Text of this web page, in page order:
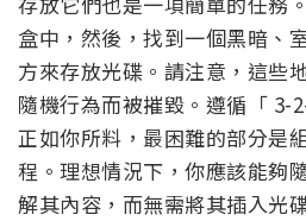
盒中，然後，找到一個黑暗、
方來存放光碟。請注意，這些
隨機行為而被摧毀。遵循「 3-
正如你所料，最困難的部分是
程。理想情況下，你應該能夠
解其內容，而無需將其插入光